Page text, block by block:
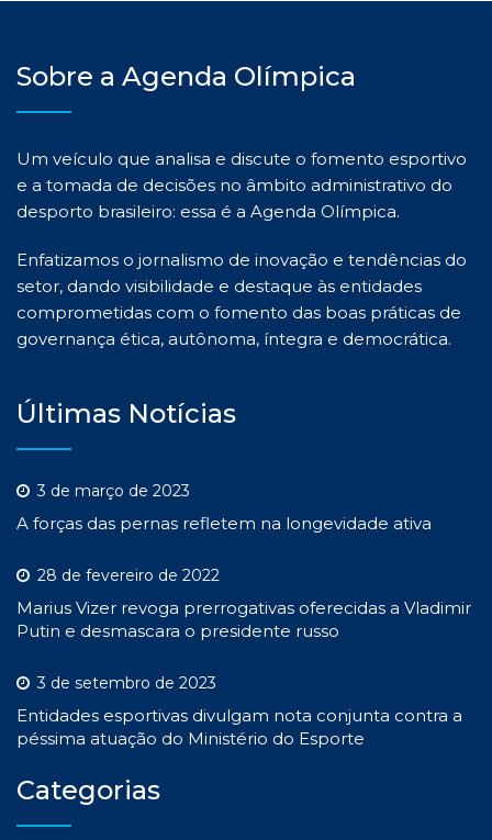
Sobre a Agenda Olímpica
Um veículo que analisa e discute o fomento esportivo
e a tomada de decisões no âmbito administrativo do
desporto brasileiro: essa é a Agenda Olímpica.
Enfatizamos o jornalismo de inovação e tendências do
setor, dando visibilidade e destaque às entidades
comprometidas com o fomento das boas práticas de
governança ética, autônoma, íntegra e democrática.
Últimas Notícias
3 de março de 2023
A forças das pernas refletem na longevidade ativa
28 de fevereiro de 2022
Marius Vizer revoga prerrogativas oferecidas a Vladimir
Putin e desmascara o presidente russo
3 de setembro de 2023
Entidades esportivas divulgam nota conjunta contra a
péssima atuação do Ministério do Esporte
Categorias